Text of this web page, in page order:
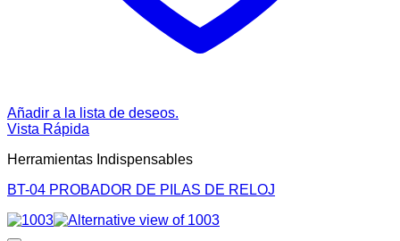
Añadir a la lista de deseos.
Vista Rápida
Herramientas Indispensables
BT-04 PROBADOR DE PILAS DE RELOJ